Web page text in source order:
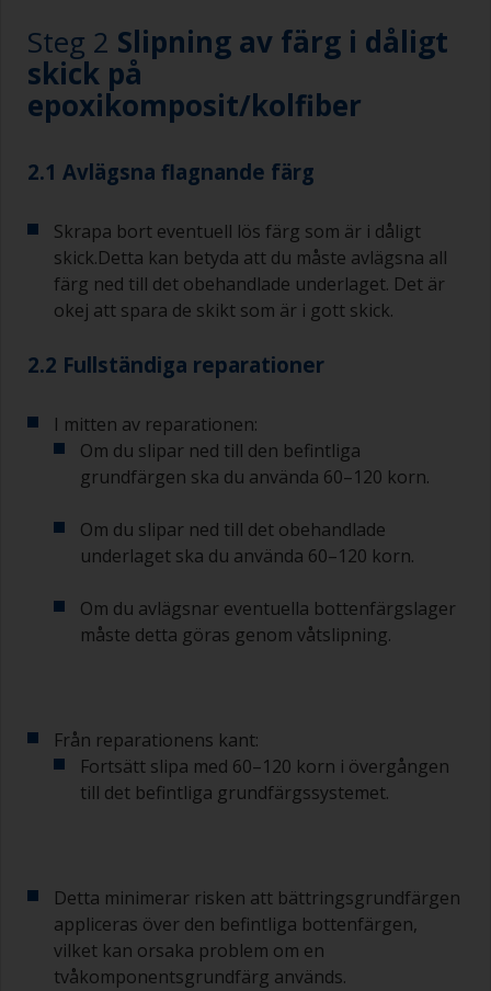
Steg 2 Slipning av färg i dåligt
skick på
epoxikomposit/kolfiber
2.1 Avlägsna flagnande färg
Skrapa bort eventuell lös färg som är i dåligt
skick.Detta kan betyda att du måste avlägsna all
färg ned till det obehandlade underlaget. Det är
okej att spara de skikt som är i gott skick.
2.2 Fullständiga reparationer
I mitten av reparationen:
Om du slipar ned till den befintliga
grundfärgen ska du använda 60–120 korn.
Om du slipar ned till det obehandlade
underlaget ska du använda 60–120 korn.
Om du avlägsnar eventuella bottenfärgslager
måste detta göras genom våtslipning.
Från reparationens kant:
Fortsätt slipa med 60–120 korn i övergången
till det befintliga grundfärgssystemet.
Detta minimerar risken att bättringsgrundfärgen
appliceras över den befintliga bottenfärgen,
vilket kan orsaka problem om en
tvåkomponentsgrundfärg används.